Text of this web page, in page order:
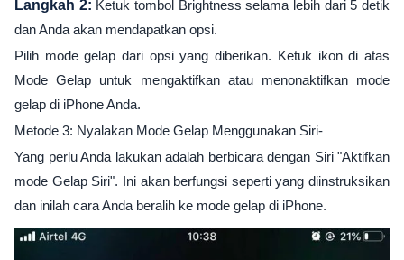
Langkah 2: Ketuk tombol Brightness selama lebih dari 5 detik
dan Anda akan mendapatkan opsi.
Pilih mode gelap dari opsi yang diberikan. Ketuk ikon di atas
Mode Gelap untuk mengaktifkan atau menonaktifkan mode
gelap di iPhone Anda.
Metode 3: Nyalakan Mode Gelap Menggunakan Siri-
Yang perlu Anda lakukan adalah berbicara dengan Siri "Aktifkan
mode Gelap Siri". Ini akan berfungsi seperti yang diinstruksikan
dan inilah cara Anda beralih ke mode gelap di iPhone.